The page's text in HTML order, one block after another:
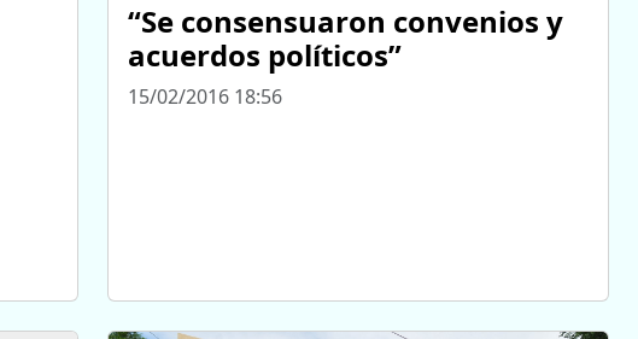
“Se consensuaron convenios y
acuerdos políticos”
15/02/2016 18:56